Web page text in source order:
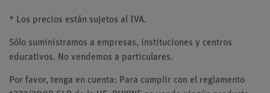
* Los precios están sujetos al IVA.
Sólo suministramos a empresas, instituciones y centros
educativos. No vendemos a particulares.
Por favor, tenga en cuenta: Para cumplir con el reglamento